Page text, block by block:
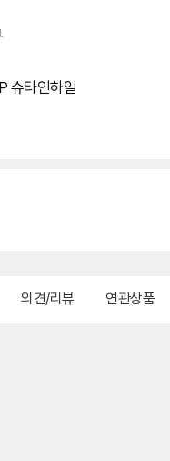
슈타인하일
의견/리뷰 연관상품